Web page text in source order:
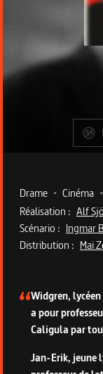
Metadata du
Drame • Cinéma •
Réalisation : Alf
Scénario : Ingmar
Distribution : Mai
Widgren,
a pour
Caligula par
Jan-Erik, jeune